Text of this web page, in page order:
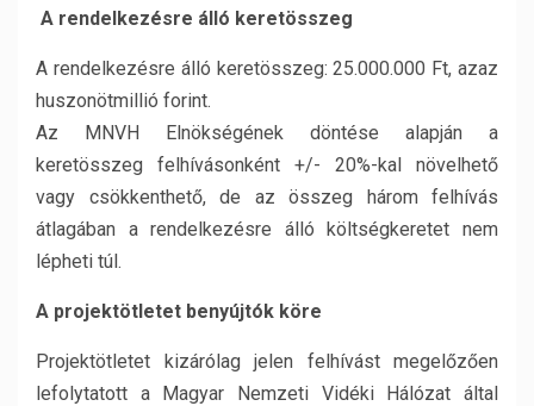
A rendelkezésre álló keretösszeg
A rendelkezésre álló keretösszeg: 25.000.000 Ft, azaz
huszonötmillió forint.
Az MNVH Elnökségének döntése alapján a
keretösszeg felhívásonként +/- 20%-kal növelhető
vagy csökkenthető, de az összeg három felhívás
átlagában a rendelkezésre álló költségkeretet nem
lépheti túl.
A projektötletet benyújtók köre
Projektötletet kizárólag jelen felhívást megelőzően
lefolytatott a Magyar Nemzeti Vidéki Hálózat által